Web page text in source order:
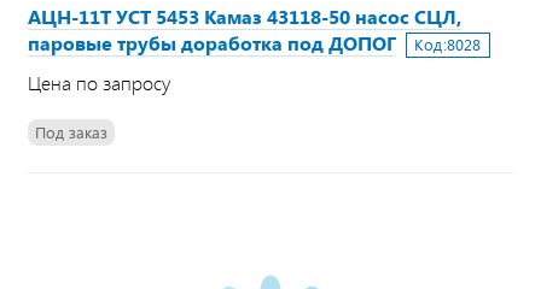
АЦН-11Т УСТ 5453 Камаз 43118-50 насос СЦЛ,
паровые трубы доработка под ДОПОГ
Код:8028
Цена по запросу
Под заказ